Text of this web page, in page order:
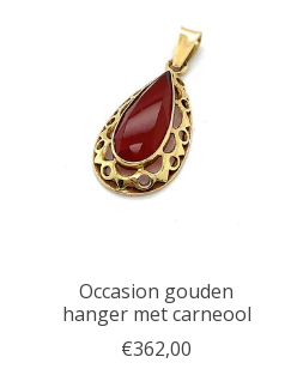
Occasion gouden
hanger met carneool
€362,00